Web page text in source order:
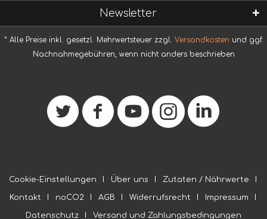
Newsletter
* Alle Preise inkl. gesetzl. Mehrwertsteuer zzgl. Versandkosten und ggf.
Nachnahmegebühren, wenn nicht anders beschrieben
Cookie-Einstellungen Über uns Zutaten / Nährwerte
Kontakt noCO2 AGB Widerrufsrecht Impressum
Datenschutz Versand und Zahlungsbedingungen